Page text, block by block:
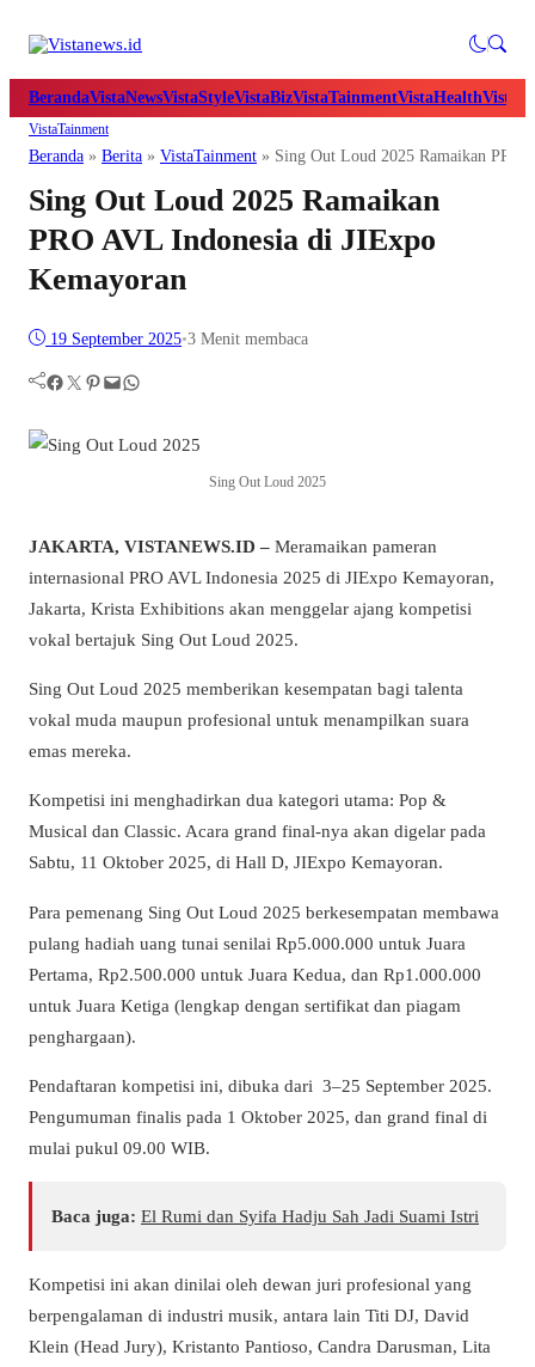
BerandaVistaNewsVistaStyleVistaBizVistaTainmentVistaHealth
VistaTainment
Beranda » Berita » VistaTainment » Sing Out Loud 2025 Ramaikan PRO
Sing Out Loud 2025 Ramaikan
PRO AVL Indonesia di JIExpo
Kemayoran
19 September 2025•3 Menit membaca
Facebook Twitter Pinterest Mail WhatsApp
Sing Out Loud 2025
JAKARTA, VISTANEWS.ID – Meramaikan pameran
internasional PRO AVL Indonesia 2025 di JIExpo Kemayoran,
Jakarta, Krista Exhibitions akan menggelar ajang kompetisi
vokal bertajuk Sing Out Loud 2025.
Sing Out Loud 2025 memberikan kesempatan bagi talenta
vokal muda maupun profesional untuk menampilkan suara
emas mereka.
Kompetisi ini menghadirkan dua kategori utama: Pop &
Musical dan Classic. Acara grand final-nya akan digelar pada
Sabtu, 11 Oktober 2025, di Hall D, JIExpo Kemayoran.
Para pemenang Sing Out Loud 2025 berkesempatan membawa
pulang hadiah uang tunai senilai Rp5.000.000 untuk Juara
Pertama, Rp2.500.000 untuk Juara Kedua, dan Rp1.000.000
untuk Juara Ketiga (lengkap dengan sertifikat dan piagam
penghargaan).
Pendaftaran kompetisi ini, dibuka dari 3–25 September 2025.
Pengumuman finalis pada 1 Oktober 2025, dan grand final di
mulai pukul 09.00 WIB.
Baca juga: El Rumi dan Syifa Hadju Sah Jadi Suami Istri
Kompetisi ini akan dinilai oleh dewan juri profesional yang
berpengalaman di industri musik, antara lain Titi DJ, David
Klein (Head Jury), Kristanto Pantioso, Candra Darusman, Lita